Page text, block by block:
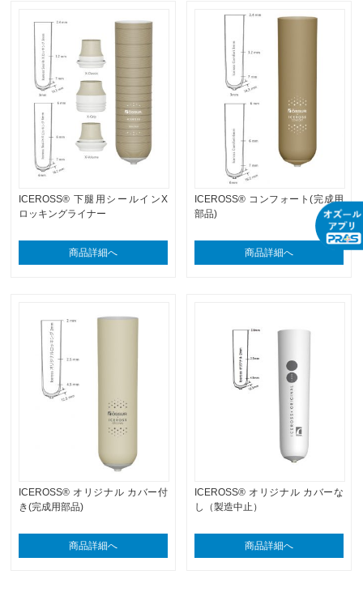
ICEROSS® 下腿用シールインX
ロッキングライナー
商品詳細へ
ICEROSS® コンフォート(完成用
部品)
商品詳細へ
ICEROSS® オリジナル カバー付
き(完成用部品)
商品詳細へ
ICEROSS® オリジナル カバーな
し（製造中止）
商品詳細へ